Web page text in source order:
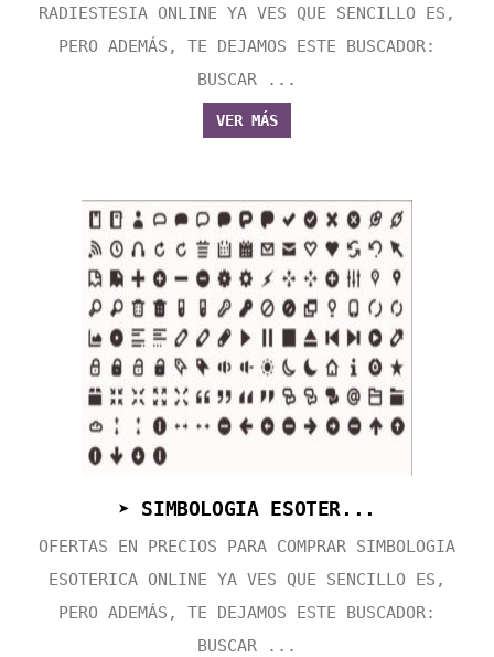
RADIESTESIA ONLINE YA VES QUE SENCILLO ES,
PERO ADEMÁS, TE DEJAMOS ESTE BUSCADOR:
BUSCAR ...
VER MÁS
➤ SIMBOLOGIA ESOTER...
OFERTAS EN PRECIOS PARA COMPRAR SIMBOLOGIA
ESOTERICA ONLINE YA VES QUE SENCILLO ES,
PERO ADEMÁS, TE DEJAMOS ESTE BUSCADOR:
BUSCAR ...